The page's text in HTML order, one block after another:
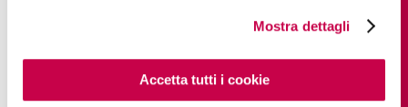
Mostra dettagli
Accetta tutti i cookie